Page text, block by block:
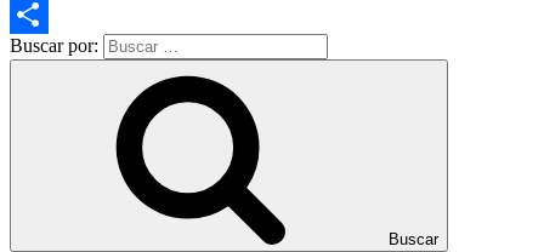
Email
Compartir
Buscar por:
Buscar